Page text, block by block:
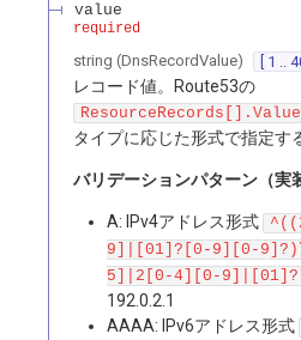
value
required
string (DnsRecordValue) [ 1 ..
レコード値。Route53の
ResourceRecords[].Value
タイプに応じた形式で指定す
バリデーションパターン（実
A: IPv4アドレス形式
9]|[01]?[0-9][0-
5]|2[0-4][0-
192.0.2.1
AAAA: IPv6アドレス形式